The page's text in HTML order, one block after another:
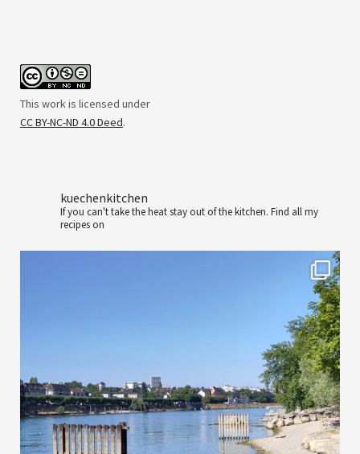
This work is licensed under
CC BY-NC-ND 4.0 Deed.
kuechenkitchen
If you can't take the heat stay out of the kitchen. Find all my
recipes on